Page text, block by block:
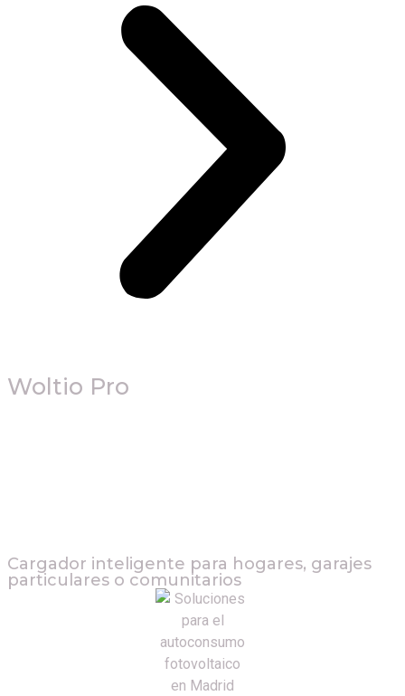
Woltio Pro
Cargador inteligente para hogares, garajes
particulares o comunitarios